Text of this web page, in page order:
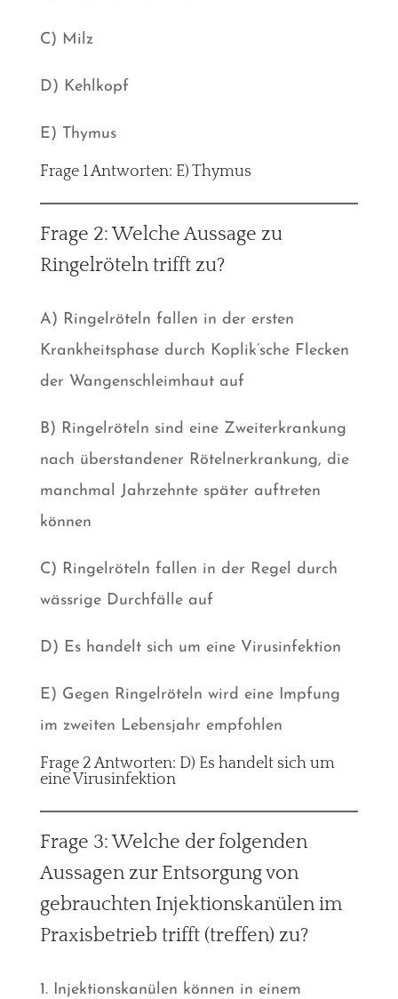
C) Milz
D) Kehlkopf
E) Thymus
Frage 1 Antworten: E) Thymus
Frage 2: Welche Aussage zu
Ringelröteln trifft zu?
A) Ringelröteln fallen in der ersten
Krankheitsphase durch Koplik’sche Flecken
der Wangenschleimhaut auf
B) Ringelröteln sind eine Zweiterkrankung
nach überstandener Rötelnerkrankung, die
manchmal Jahrzehnte später auftreten
können
C) Ringelröteln fallen in der Regel durch
wässrige Durchfälle auf
D) Es handelt sich um eine Virusinfektion
E) Gegen Ringelröteln wird eine Impfung
im zweiten Lebensjahr empfohlen
Frage 2 Antworten: D) Es handelt sich um
eine Virusinfektion
Frage 3: Welche der folgenden
Aussagen zur Entsorgung von
gebrauchten Injektionskanülen im
Praxisbetrieb trifft (treffen) zu?
1. Injektionskanülen können in einem